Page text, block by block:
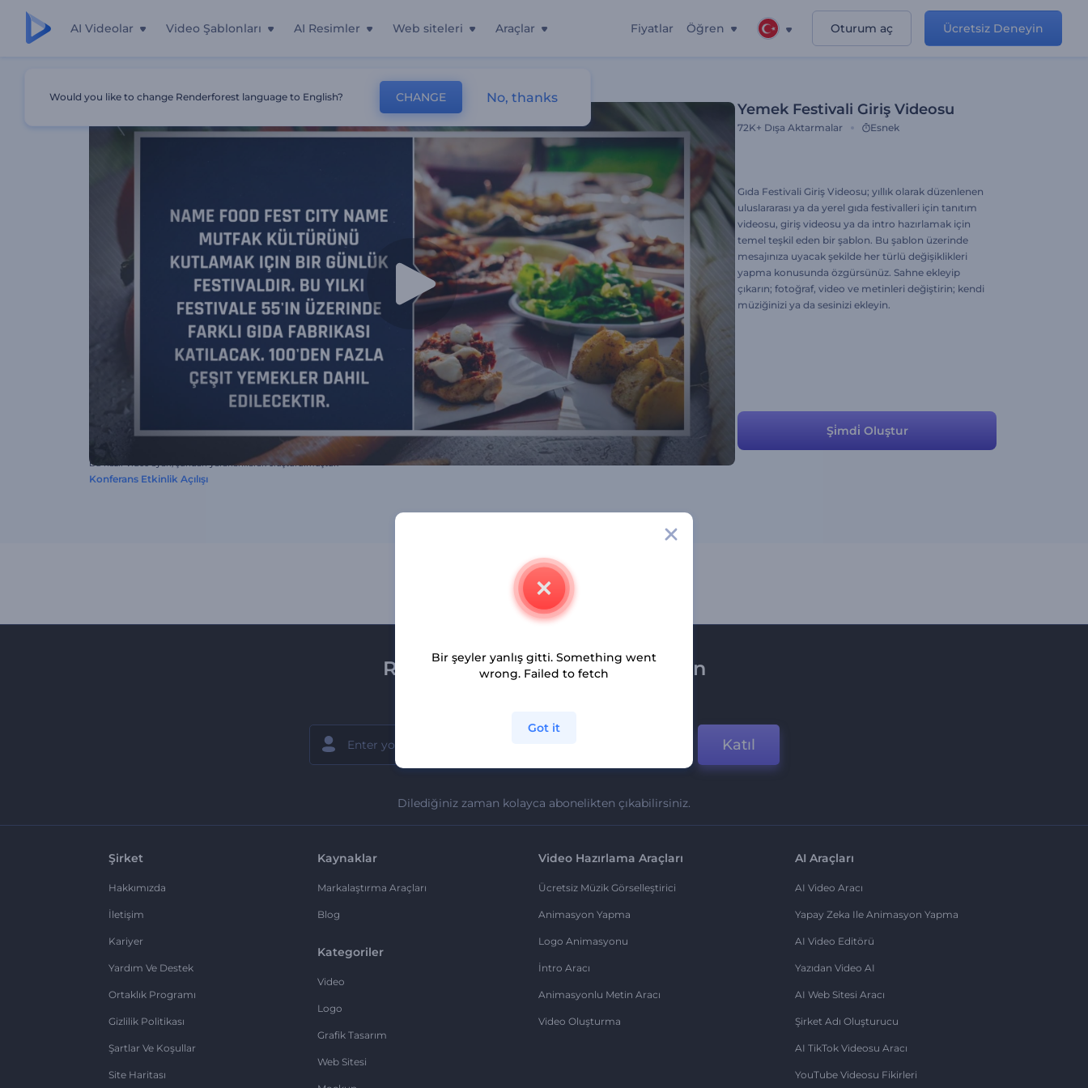
AI Videolar Video Şablonları AI Resimler Web siteleri Araçlar Fiyatlar Öğren Oturum aç Ücretsiz Deneyin
Yemek Festivali Giriş Videosu
72K+ Dışa Aktarmalar Esnek
Gıda Festivali Giriş Videosu; yıllık olarak düzenlenen
uluslararası ya da yerel gıda festivalleri için tanıtım
videosu, giriş videosu ya da intro hazırlamak için
temel teşkil eden bir şablon. Bu şablon üzerinde
mesajınıza uyacak şekilde her türlü değişiklikleri
yapma konusunda özgürsünüz. Sahne ekleyip
çıkarın; fotoğraf, video ve metinleri değiştirin; kendi
müziğinizi ya da sesinizi ekleyin.
Şi̇mdi̇ Oluştur
Bu hazır video ayarı, şundan yararlanılarak oluşturulmuştur:
Konferans Etkinlik Açılışı
Renderforest bültenine üye olun
Katıl
Dilediğiniz zaman kolayca abonelikten çıkabilirsiniz.
Şirket
Hakkımızda
İletişim
Kariyer
Yardım Ve Destek
Ortaklık Programı
Gizlilik Politikası
Şartlar Ve Koşullar
Site Haritası
Kaynaklar
Markalaştırma Araçları
Blog
Kategoriler
Video
Logo
Grafik Tasarım
Web Sitesi
Video Hazırlama Araçları
Ücretsiz Müzik Görselleştirici
Animasyon Yapma
Logo Animasyonu
İntro Aracı
Animasyonlu Metin Aracı
Video Oluşturma
AI Araçları
AI Video Aracı
Yapay Zeka Ile Animasyon Yapma
AI Video Editörü
Yazıdan Video AI
AI Web Sitesi Aracı
Şirket Adı Oluşturucu
AI TikTok Videosu Aracı
YouTube Videosu Fikirleri
Would you like to change Renderforest language to English? CHANGE No, thanks
Bir şeyler yanlış gitti. Something went
wrong. Failed to fetch
Got it